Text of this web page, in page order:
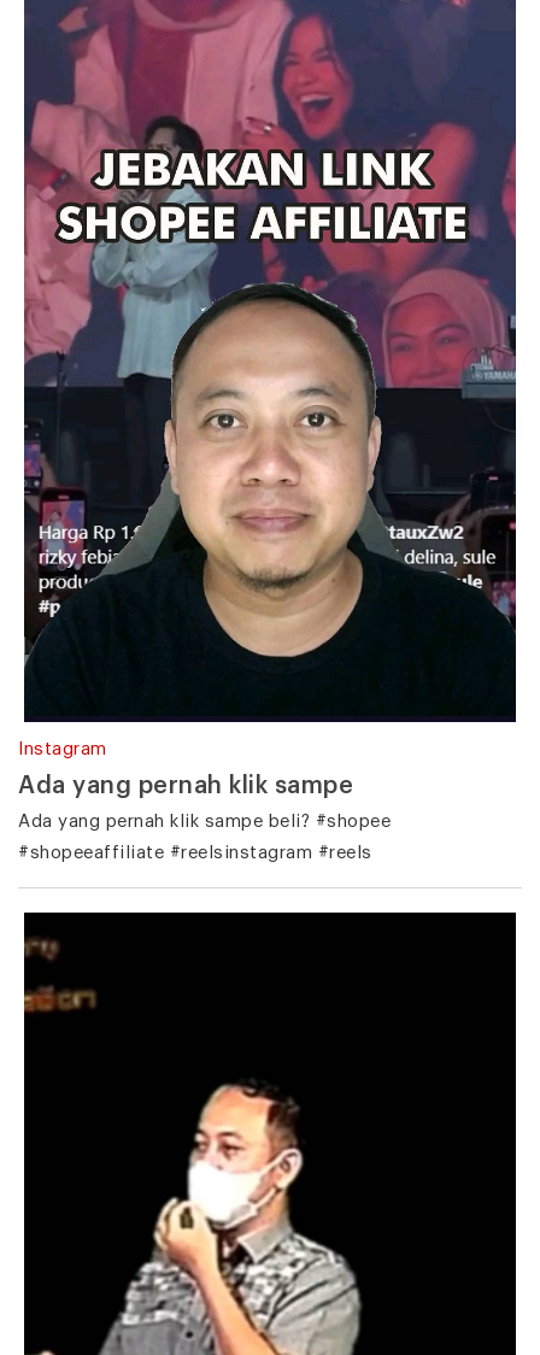
Instagram
Ada yang pernah klik sampe
Ada yang pernah klik sampe beli? #shopee
#shopeeaffiliate #reelsinstagram #reels